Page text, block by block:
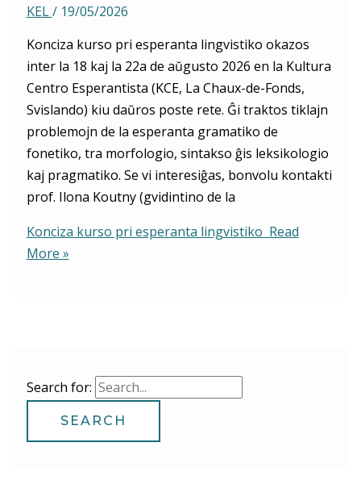
KEL/ 19/05/2026
Konciza kurso pri esperanta lingvistiko okazos
inter la 18 kaj la 22a de aŭgusto 2026 en la Kultura
Centro Esperantista (KCE, La Chaux-de-Fonds,
Svislando) kiu daŭros poste rete. Ĝi traktos tiklajn
problemojn de la esperanta gramatiko de
fonetiko, tra morfologio, sintakso ĝis leksikologio
kaj pragmatiko. Se vi interesiĝas, bonvolu kontakti
prof. Ilona Koutny (gvidintino de la
Konciza kurso pri esperanta lingvistiko Read
More »
Search for: